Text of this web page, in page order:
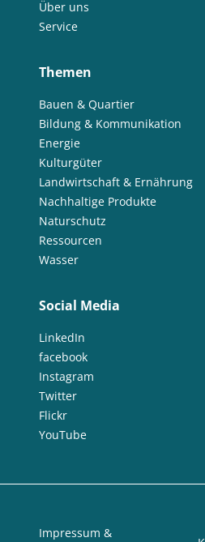
Über uns
Service
Themen
Bauen & Quartier
Bildung & Kommunikation
Energie
Kulturgüter
Landwirtschaft & Ernährung
Nachhaltige Produkte
Naturschutz
Ressourcen
Wasser
Social Media
LinkedIn
facebook
Instagram
Twitter
Flickr
YouTube
Impressum &